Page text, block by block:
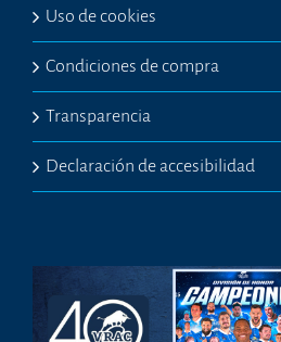
Uso de cookies
Condiciones de compra
Transparencia
Declaración de accesibilidad